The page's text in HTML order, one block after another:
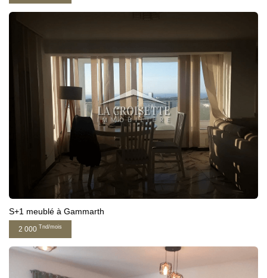
S+1 meublé à Gammarth
2 000 Tnd/mois